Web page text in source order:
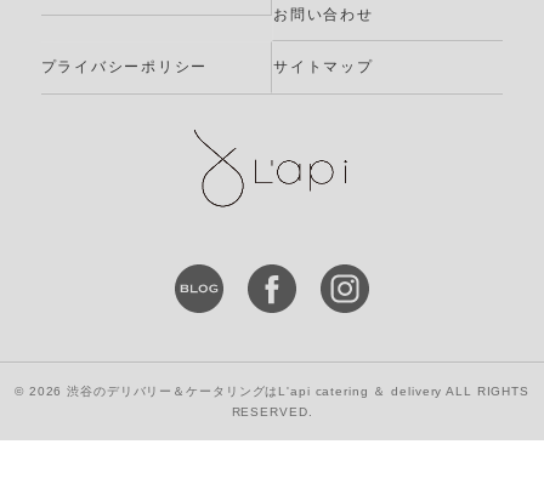
お問い合わせ
プライバシーポリシー サイトマップ
© 2026 渋谷のデリバリー＆ケータリングはL'api catering ＆ delivery ALL RIGHTS
RESERVED.